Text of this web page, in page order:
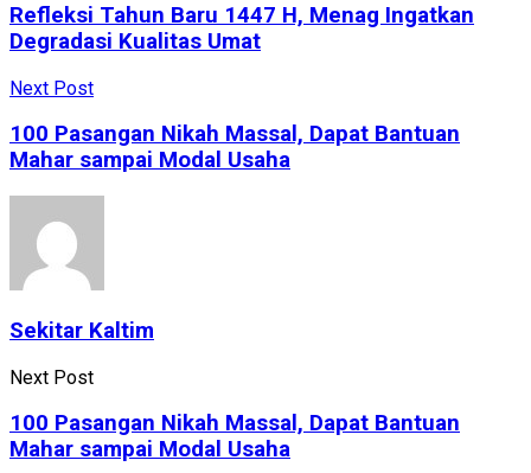
Refleksi Tahun Baru 1447 H, Menag Ingatkan
Degradasi Kualitas Umat
Next Post
100 Pasangan Nikah Massal, Dapat Bantuan
Mahar sampai Modal Usaha
Sekitar Kaltim
Next Post
100 Pasangan Nikah Massal, Dapat Bantuan
Mahar sampai Modal Usaha